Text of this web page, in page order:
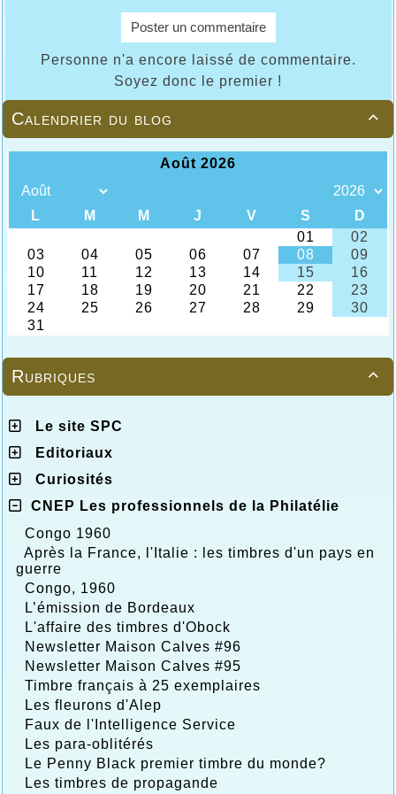

Calendrier du blog

Rubriques
Le site SPC
Editoriaux
Curiosités
CNEP Les professionnels de la Philatélie
Congo 1960
Après la France, l'Italie : les timbres d'un pays en
guerre
Congo, 1960
L’émission de Bordeaux
L'affaire des timbres d'Obock
Newsletter Maison Calves #96
Newsletter Maison Calves #95
Timbre français à 25 exemplaires
Les fleurons d'Alep
Faux de l'Intelligence Service
Les para-oblitérés
Le Penny Black premier timbre du monde?
Les timbres de propagande
Poster un commentaire
Personne n'a encore laissé de commentaire.
Soyez donc le premier !